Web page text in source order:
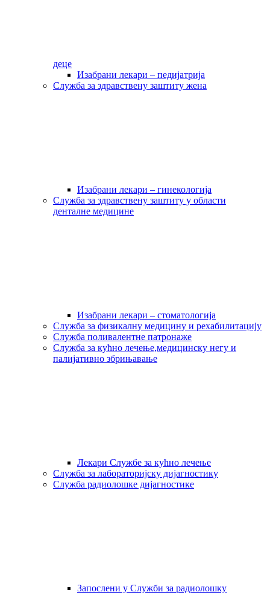
деце
Изабрани лекари – педијатрија
Служба за здравствену заштиту жена
Изабрани лекари – гинекологија
Служба за здравствену заштиту у области
денталне медицине
Изабрани лекари – стоматологија
Служба за физикалну медицину и рехабилитацију
Служба поливалентне патронаже
Служба за кућно лечење,медицинску негу и
палијативно збрињавање
Лекари Службе за кућно лечење
Служба за лабораторијску дијагностику
Служба радиолошке дијагностике
Запослени у Служби за радиолошку